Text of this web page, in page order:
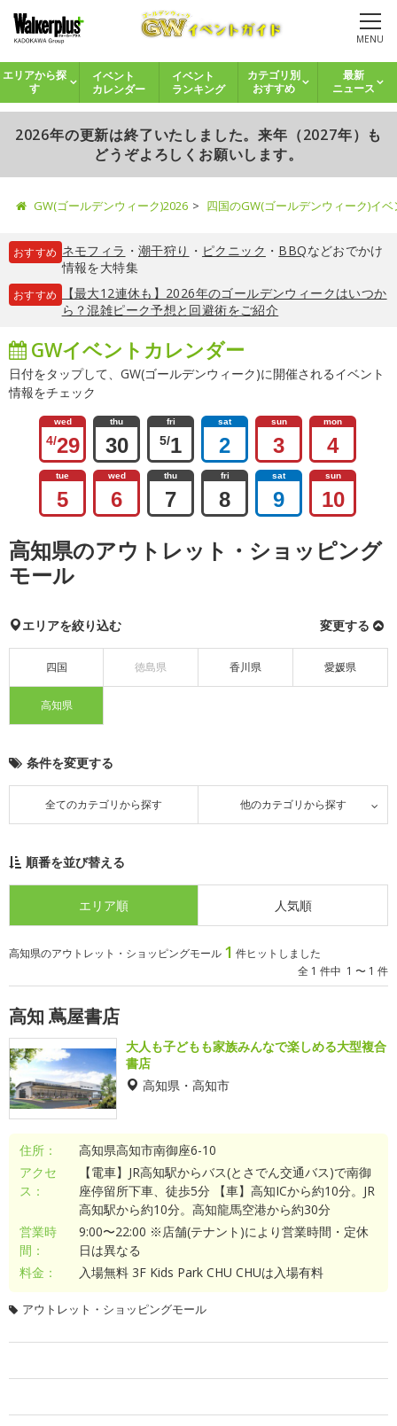
MENU
エリアから探
す
イベント
カレンダー
イベント
ランキング
カテゴリ別
おすすめ
最新
ニュース
2026年の更新は終了いたしました。来年（2027年）も
どうぞよろしくお願いします。
GW(ゴールデンウィーク)2026 四国のGW(ゴールデンウィーク)イ
おすすめ ネモフィラ ・ 潮干狩り ・ ピクニック ・ BBQなどおでかけ
情報を大特集
おすすめ
【最大12連休も】2026年のゴールデンウィークはいつか
ら？混雑ピーク予想と回避術をご紹介
GWイベントカレンダー
日付をタップして、GW(ゴールデンウィーク)に開催されるイベント
情報をチェック
wed
4/29
thu
30
fri
5/1
sat
2
sun
3
mon
4
tue
5
wed
6
thu
7
fri
8
sat
9
sun
10
高知県のアウトレット・ショッピング
モール
エリアを絞り込む 変更する
四国 徳島県 香川県 愛媛県
高知県
条件を変更する
全てのカテゴリから探す 他のカテゴリから探す
順番を並び替える
エリア順 人気順
高知県のアウトレット・ショッピングモール 1 件ヒットしました
全 1 件中 1 〜 1 件
高知 蔦屋書店
大人も子どもも家族みんなで楽しめる大型複合
書店
高知県・高知市
住所：
高知県高知市南御座6-10
アクセ
ス：
【電車】JR高知駅からバス(とさでん交通バス)で南御
座停留所下車、徒歩5分 【車】高知ICから約10分。JR
高知駅から約10分。高知龍馬空港から約30分
営業時
間：
9:00〜22:00 ※店舗(テナント)により営業時間・定休
日は異なる
料金：
入場無料 3F Kids Park CHU CHUは入場有料
アウトレット・ショッピングモール